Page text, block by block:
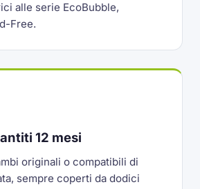
alle serie EcoBubble,
Free.
12 mesi
originali o compatibili di
sempre coperti da dodici